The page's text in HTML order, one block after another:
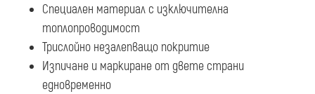
Специален материал с изключителна
топлопроводимост
Трислойно незалепващо покритие
Изпичане и маркиране от двете страни
едновременно